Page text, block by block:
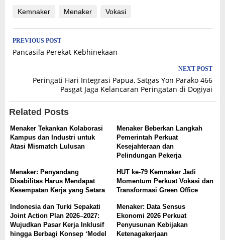
Kemnaker Menaker Vokasi
Post
navigation
PREVIOUS POST
Pancasila Perekat Kebhinekaan
NEXT POST
Peringati Hari Integrasi Papua, Satgas Yon Parako 466
Pasgat Jaga Kelancaran Peringatan di Dogiyai
Related Posts
Menaker Tekankan Kolaborasi
Kampus dan Industri untuk
Atasi Mismatch Lulusan
Menaker Beberkan Langkah
Pemerintah Perkuat
Kesejahteraan dan
Pelindungan Pekerja
Menaker: Penyandang
Disabilitas Harus Mendapat
Kesempatan Kerja yang Setara
HUT ke-79 Kemnaker Jadi
Momentum Perkuat Vokasi dan
Transformasi Green Office
Indonesia dan Turki Sepakati
Joint Action Plan 2026–2027:
Wujudkan Pasar Kerja Inklusif
hingga Berbagi Konsep ‘Model
Menaker: Data Sensus
Ekonomi 2026 Perkuat
Penyusunan Kebijakan
Ketenagakerjaan